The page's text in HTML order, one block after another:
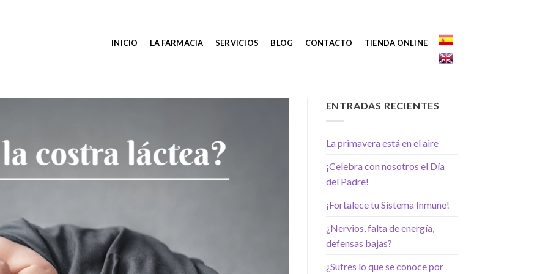
INICIO LA FARMACIA SERVICIOS BLOG CONTACTO TIENDA ONLINE
ENTRADAS RECIENTES
La primavera está en el aire
¡Celebra con nosotros el Día
del Padre!
¡Fortalece tu Sistema Inmune!
¿Nervios, falta de energía,
defensas bajas?
¿Sufres lo que se conoce por